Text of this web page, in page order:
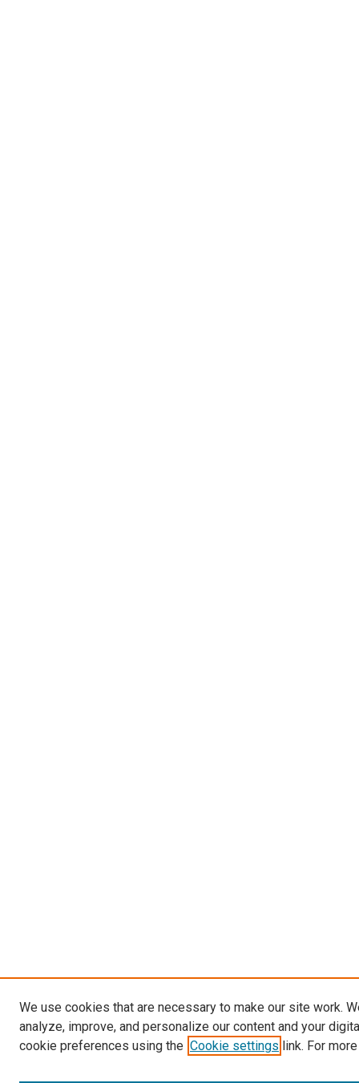
We use cookies that are necessary to make our site work.
analyze, improve, and personalize our content and your
cookie preferences using the Cookie settings link. For